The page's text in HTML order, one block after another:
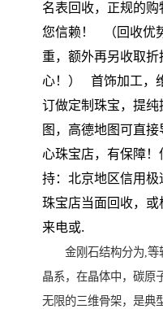
名表回收，正规的
您信赖！ （回收优
重，额外再另收取
心！） 首饰加工，
订做定制珠宝，提
图，高德地图可直
心珠宝店，有保障
持：北京地区信用
珠宝店当面回收，
来电或.
金刚石结构分为,等
晶系，在晶体中，碳原
无限的三维骨架，是典